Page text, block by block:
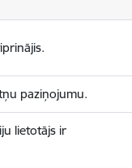
paziņojumu.
lietotājs ir